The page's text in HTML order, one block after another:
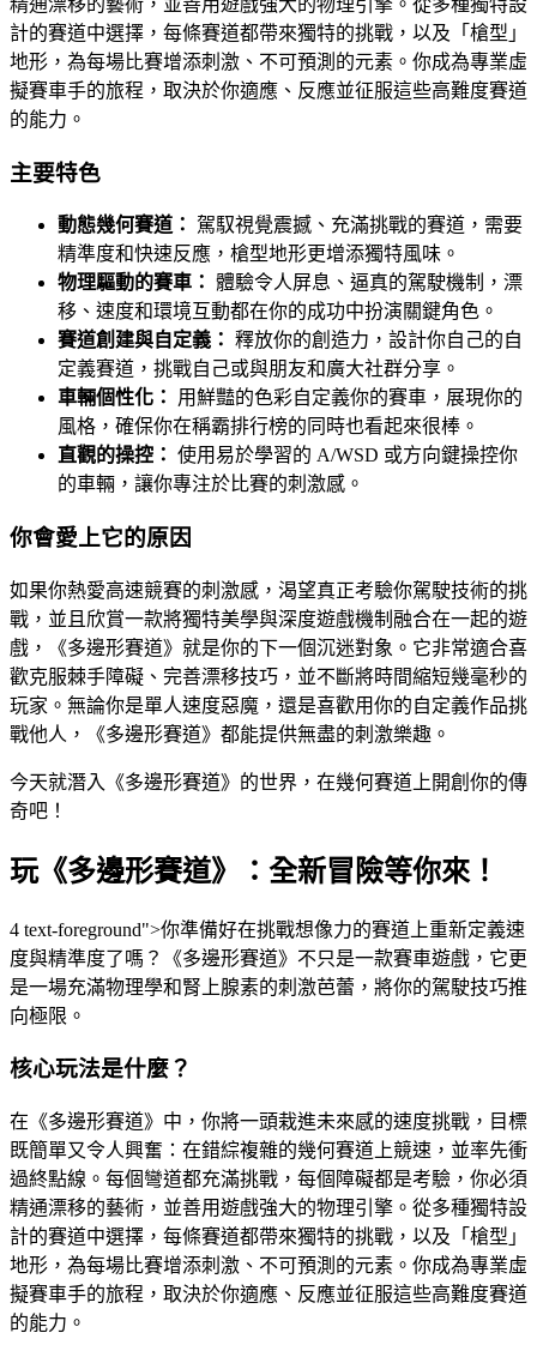
精通漂移的藝術，並善用遊戲強大的物理引擎。從多種獨特設
計的賽道中選擇，每條賽道都帶來獨特的挑戰，以及「槍型」
地形，為每場比賽增添刺激、不可預測的元素。你成為專業虛
擬賽車手的旅程，取決於你適應、反應並征服這些高難度賽道
的能力。
主要特色
動態幾何賽道：
駕馭視覺震撼、充滿挑戰的賽道，需要
精準度和快速反應，槍型地形更增添獨特風味。
物理驅動的賽車： 體驗令人屏息、逼真的駕駛機制，漂
移、速度和環境互動都在你的成功中扮演關鍵角色。
賽道創建與自定義： 釋放你的創造力，設計你自己的自
定義賽道，挑戰自己或與朋友和廣大社群分享。
車輛個性化：
用鮮豔的色彩自定義你的賽車，展現你的
風格，確保你在稱霸排行榜的同時也看起來很棒。
直觀的操控： 使用易於學習的 A/WSD 或方向鍵操控你
的車輛，讓你專注於比賽的刺激感。
你會愛上它的原因
如果你熱愛高速競賽的刺激感，渴望真正考驗你駕駛技術的挑
戰，並且欣賞一款將獨特美學與深度遊戲機制融合在一起的遊
戲，《多邊形賽道》就是你的下一個沉迷對象。它非常適合喜
歡克服棘手障礙、完善漂移技巧，並不斷將時間縮短幾毫秒的
玩家。無論你是單人速度惡魔，還是喜歡用你的自定義作品挑
戰他人，《多邊形賽道》都能提供無盡的刺激樂趣。
今天就潛入《多邊形賽道》的世界，在幾何賽道上開創你的傳
奇吧！
玩《多邊形賽道》：全新冒險等你來！
4 text-foreground">你準備好在挑戰想像力的賽道上重新定義速
度與精準度了嗎？《多邊形賽道》不只是一款賽車遊戲，它更
是一場充滿物理學和腎上腺素的刺激芭蕾，將你的駕駛技巧推
向極限。
核心玩法是什麼？
在《多邊形賽道》中，你將一頭栽進未來感的速度挑戰，目標
既簡單又令人興奮：在錯綜複雜的幾何賽道上競速，並率先衝
過終點線。每個彎道都充滿挑戰，每個障礙都是考驗，你必須
精通漂移的藝術，並善用遊戲強大的物理引擎。從多種獨特設
計的賽道中選擇，每條賽道都帶來獨特的挑戰，以及「槍型」
地形，為每場比賽增添刺激、不可預測的元素。你成為專業虛
擬賽車手的旅程，取決於你適應、反應並征服這些高難度賽道
的能力。